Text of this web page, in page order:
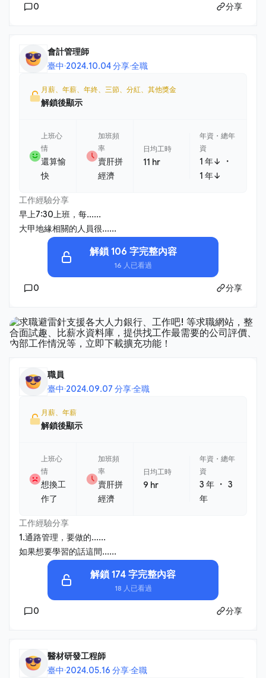
0 分享
會計管理師
臺中·2024.10.04 分享·全職
月薪、年薪、年終、三節、分紅、其他獎金
解鎖後顯示
上班心
情
還算愉
快
加班頻
率
賣肝拼
經濟
日均工時
11 hr
年資・總年
資
1 年↓ ・
1 年↓
工作經驗分享
早上7:30上班，每......
大甲地緣相關的人員很......
解鎖 106 字完整內容
16 人已看過
0 分享
職員
臺中·2024.09.07 分享·全職
月薪、年薪
解鎖後顯示
上班心
情
想換工
作了
加班頻
率
賣肝拼
經濟
日均工時
9 hr
年資・總年
資
3 年 ・3
年
工作經驗分享
1.通路管理，要做的......
如果想要學習的話這間......
解鎖 174 字完整內容
18 人已看過
0 分享
醫材研發工程師
臺中·2024.05.16 分享·全職